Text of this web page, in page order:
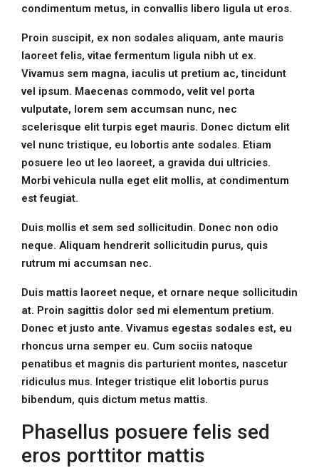
condimentum metus, in convallis libero ligula ut eros.
Proin suscipit, ex non sodales aliquam, ante mauris
laoreet felis, vitae fermentum ligula nibh ut ex.
Vivamus sem magna, iaculis ut pretium ac, tincidunt
vel ipsum. Maecenas commodo, velit vel porta
vulputate, lorem sem accumsan nunc, nec
scelerisque elit turpis eget mauris. Donec dictum elit
vel nunc tristique, eu lobortis ante sodales. Etiam
posuere leo ut leo laoreet, a gravida dui ultricies.
Morbi vehicula nulla eget elit mollis, at condimentum
est feugiat.
Duis mollis et sem sed sollicitudin. Donec non odio
neque. Aliquam hendrerit sollicitudin purus, quis
rutrum mi accumsan nec.
Duis mattis laoreet neque, et ornare neque sollicitudin
at. Proin sagittis dolor sed mi elementum pretium.
Donec et justo ante. Vivamus egestas sodales est, eu
rhoncus urna semper eu. Cum sociis natoque
penatibus et magnis dis parturient montes, nascetur
ridiculus mus. Integer tristique elit lobortis purus
bibendum, quis dictum metus mattis.
Phasellus posuere felis sed
eros porttitor mattis